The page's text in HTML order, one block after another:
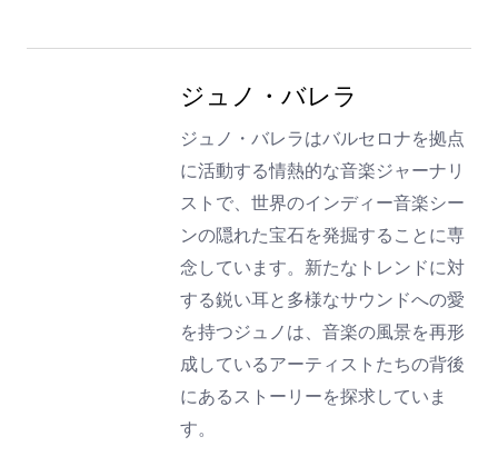
ジュノ・バレラ
ジュノ・バレラはバルセロナを拠点
に活動する情熱的な音楽ジャーナリ
ストで、世界のインディー音楽シー
ンの隠れた宝石を発掘することに専
念しています。新たなトレンドに対
する鋭い耳と多様なサウンドへの愛
を持つジュノは、音楽の風景を再形
成しているアーティストたちの背後
にあるストーリーを探求していま
す。